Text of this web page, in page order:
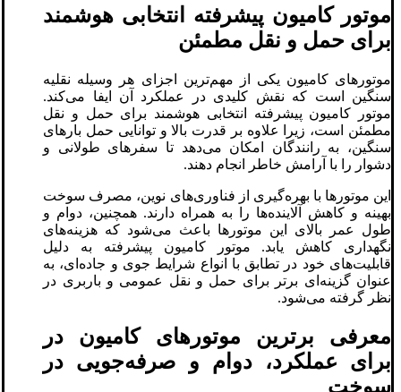
موتور کامیون پیشرفته انتخابی هوشمند
برای حمل و نقل مطمئن
موتورهای کامیون یکی از مهم‌ترین اجزای هر وسیله نقلیه
سنگین است که نقش کلیدی در عملکرد آن ایفا می‌کند.
موتور کامیون پیشرفته انتخابی هوشمند برای حمل و نقل
مطمئن است، زیرا علاوه بر قدرت بالا و توانایی حمل بارهای
سنگین، به رانندگان امکان می‌دهد تا سفرهای طولانی و
دشوار را با آرامش خاطر انجام دهند.
این موتورها با بهره‌گیری از فناوری‌های نوین، مصرف سوخت
بهینه و کاهش آلاینده‌ها را به همراه دارند. همچنین، دوام و
طول عمر بالای این موتورها باعث می‌شود که هزینه‌های
نگهداری کاهش یابد. موتور کامیون پیشرفته به دلیل
قابلیت‌های خود در تطابق با انواع شرایط جوی و جاده‌ای، به
عنوان گزینه‌ای برتر برای حمل و نقل عمومی و باربری در
نظر گرفته می‌شود.
معرفی برترین موتورهای کامیون در
برای عملکرد، دوام و صرفه‌جویی در
سوخت